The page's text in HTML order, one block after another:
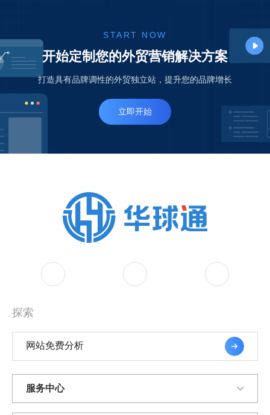
START NOW
开始定制您的外贸营销解决方案
打造具有品牌调性的外贸独立站，提升您的品牌增长
立即开始
探索
网站免费分析
服务中心